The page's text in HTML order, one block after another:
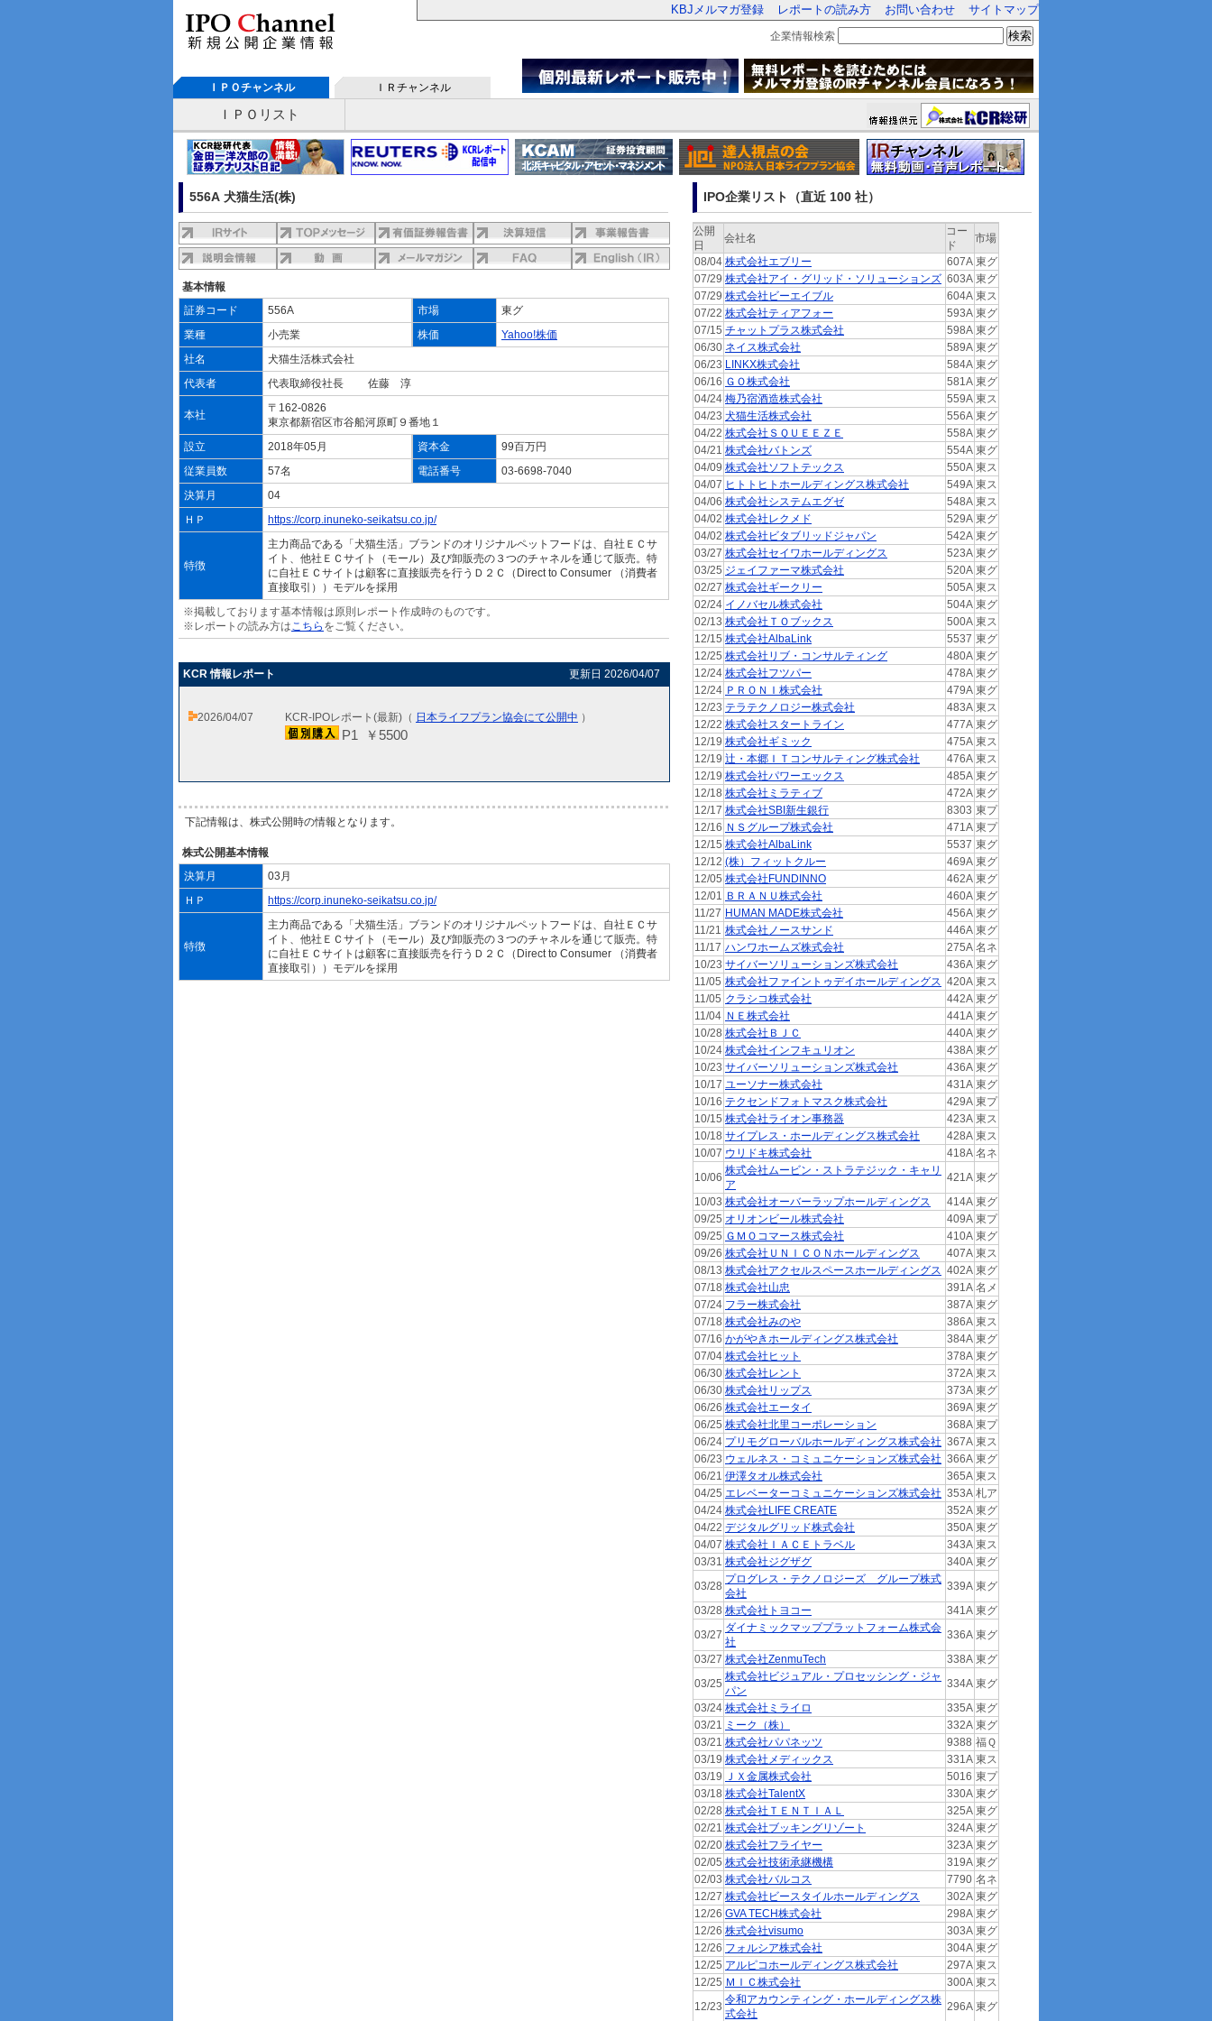
KBJメルマガ登録 レポートの読み方 お問い合わせ サイトマップ
企業情報検索 検索
ＩＰＯチャンネル ＩＲチャンネル
ＩＰＯリスト
556A 犬猫生活(株)
基本情報
証券コード
556A 市場
東グ
業種
小売業 株価
Yahoo!株価
社名
犬猫生活株式会社
代表者
代表取締役社長 佐藤 淳
本社
〒162-0826
東京都新宿区市谷船河原町９番地１
設立
2018年05月 資本金
99百万円
従業員数
57名 電話番号
03-6698-7040
決算月
04
ＨＰ
https://corp.inuneko-seikatsu.co.jp/
特徴
主力商品である「犬猫生活」ブランドのオリジナルペットフードは、自社ＥＣサ
イト、他社ＥＣサイト（モール）及び卸販売の３つのチャネルを通じて販売。特
に自社ＥＣサイトは顧客に直接販売を行うＤ２Ｃ（Direct to Consumer （消費者
直接取引））モデルを採用
※掲載しております基本情報は原則レポート作成時のものです。
※レポートの読み方はこちら をご覧ください。
KCR 情報レポート 更新日 2026/04/07
2026/04/07 KCR-IPOレポート(最新)（ 日本ライフプラン協会にて公開中 ）
P1 ￥5500
下記情報は、株式公開時の情報となります。
株式公開基本情報
決算月
03月
ＨＰ
https://corp.inuneko-seikatsu.co.jp/
特徴
主力商品である「犬猫生活」ブランドのオリジナルペットフードは、自社ＥＣサ
イト、他社ＥＣサイト（モール）及び卸販売の３つのチャネルを通じて販売。特
に自社ＥＣサイトは顧客に直接販売を行うＤ２Ｃ（Direct to Consumer （消費者
直接取引））モデルを採用
IPO企業リスト（直近 100 社）
公開
日
会社名
コー
ド
市場
08/04 株式会社エブリー 607A 東グ
07/29 株式会社アイ・グリッド・ソリューションズ 603A 東グ
07/29 株式会社ビーエイブル 604A 東ス
07/22 株式会社ティアフォー 593A 東グ
07/15 チャットプラス株式会社 598A 東グ
06/30 ネイス株式会社 589A 東グ
06/23 LINKX株式会社 584A 東グ
06/16 ＧＯ株式会社 581A 東グ
04/24 梅乃宿酒造株式会社 559A 東ス
04/23 犬猫生活株式会社 556A 東グ
04/22 株式会社ＳＱＵＥＥＺＥ 558A 東グ
04/21 株式会社バトンズ 554A 東グ
04/09 株式会社ソフトテックス 550A 東ス
04/07 ヒトトヒトホールディングス株式会社 549A 東ス
04/06 株式会社システムエグゼ 548A 東ス
04/02 株式会社レクメド 529A 東グ
04/02 株式会社ビタブリッドジャパン 542A 東グ
03/27 株式会社セイワホールディングス 523A 東グ
03/25 ジェイファーマ株式会社 520A 東グ
02/27 株式会社ギークリー 505A 東ス
02/24 イノバセル株式会社 504A 東グ
02/13 株式会社ＴＯブックス 500A 東ス
12/15 株式会社AlbaLink 5537 東グ
12/25 株式会社リブ・コンサルティング 480A 東グ
12/24 株式会社フツパー 478A 東グ
12/24 ＰＲＯＮＩ株式会社 479A 東グ
12/23 テラテクノロジー株式会社 483A 東ス
12/22 株式会社スタートライン 477A 東グ
12/19 株式会社ギミック 475A 東ス
12/19 辻・本郷ＩＴコンサルティング株式会社 476A 東ス
12/19 株式会社パワーエックス 485A 東グ
12/18 株式会社ミラティブ 472A 東グ
12/17 株式会社SBI新生銀行 8303 東プ
12/16 ＮＳグループ株式会社 471A 東プ
12/15 株式会社AlbaLink 5537 東グ
12/12 (株）フィットクルー 469A 東グ
12/05 株式会社FUNDINNO 462A 東グ
12/01 ＢＲＡＮＵ株式会社 460A 東グ
11/27 HUMAN MADE株式会社 456A 東グ
11/21 株式会社ノースサンド 446A 東グ
11/17 ハンワホームズ株式会社 275A 名ネ
10/23 サイバーソリューションズ株式会社 436A 東グ
11/05 株式会社ファイントゥデイホールディングス 420A 東ス
11/05 クラシコ株式会社 442A 東グ
11/04 ＮＥ株式会社 441A 東グ
10/28 株式会社ＢＪＣ 440A 東グ
10/24 株式会社インフキュリオン 438A 東グ
10/23 サイバーソリューションズ株式会社 436A 東グ
10/17 ユーソナー株式会社 431A 東グ
10/16 テクセンドフォトマスク株式会社 429A 東プ
10/15 株式会社ライオン事務器 423A 東ス
10/18 サイプレス・ホールディングス株式会社 428A 東ス
10/07 ウリドキ株式会社 418A 名ネ
10/06
株式会社ムービン・ストラテジック・キャリ
ア
421A 東グ
10/03 株式会社オーバーラップホールディングス 414A 東グ
09/25 オリオンビール株式会社 409A 東プ
09/25 ＧＭＯコマース株式会社 410A 東グ
09/26 株式会社ＵＮＩＣＯＮホールディングス 407A 東ス
08/13 株式会社アクセルスペースホールディングス 402A 東グ
07/18 株式会社山忠 391A 名メ
07/24 フラー株式会社 387A 東グ
07/18 株式会社みのや 386A 東ス
07/16 かがやきホールディングス株式会社 384A 東グ
07/04 株式会社ヒット 378A 東グ
06/30 株式会社レント 372A 東ス
06/30 株式会社リップス 373A 東グ
06/26 株式会社エータイ 369A 東グ
06/25 株式会社北里コーポレーション 368A 東プ
06/24 プリモグローバルホールディングス株式会社 367A 東ス
06/23 ウェルネス・コミュニケーションズ株式会社 366A 東グ
06/21 伊澤タオル株式会社 365A 東ス
04/25 エレベーターコミュニケーションズ株式会社 353A 札ア
04/24 株式会社LIFE CREATE 352A 東グ
04/22 デジタルグリッド株式会社 350A 東グ
04/07 株式会社ＩＡＣＥトラベル 343A 東ス
03/31 株式会社ジグザグ 340A 東グ
03/28
プログレス・テクノロジーズ グループ株式
会社
339A 東グ
03/28 株式会社トヨコー 341A 東グ
03/27
ダイナミックマッププラットフォーム株式会
社
336A 東グ
03/27 株式会社ZenmuTech 338A 東グ
03/25
株式会社ビジュアル・プロセッシング・ジャ
パン
334A 東グ
03/24 株式会社ミライロ 335A 東グ
03/21 ミーク（株） 332A 東グ
03/21 株式会社パパネッツ 9388 福Ｑ
03/19 株式会社メディックス 331A 東ス
03/19 ＪＸ金属株式会社 5016 東プ
03/18 株式会社TalentX 330A 東グ
02/28 株式会社ＴＥＮＴＩＡＬ 325A 東グ
02/21 株式会社ブッキングリゾート 324A 東グ
02/20 株式会社フライヤー 323A 東グ
02/05 株式会社技術承継機構 319A 東グ
02/03 株式会社バルコス 7790 名ネ
12/27 株式会社ビースタイルホールディングス 302A 東グ
12/26 GVA TECH株式会社 298A 東グ
12/26 株式会社visumo 303A 東グ
12/26 フォルシア株式会社 304A 東グ
12/25 アルピコホールディングス株式会社 297A 東ス
12/25 ＭＩＣ株式会社 300A 東ス
12/23
令和アカウンティング・ホールディングス株
式会社
296A 東グ